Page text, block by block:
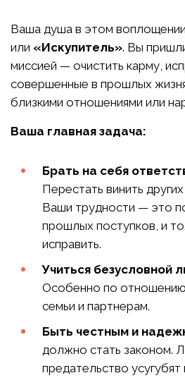
Ваша душа в этом
или «Искупитель». Вы
миссией — очистить карму,
совершенные в прошлых
близкими отношениями или
Ваша главная задача:
Брать на себя
Перестать винить
Ваши трудности — это
прошлых поступков, и
исправить.
Учиться безусловной
Особенно по отношению
семьи и партнерам.
Быть честным и
должно стать законом.
предательство усугубят